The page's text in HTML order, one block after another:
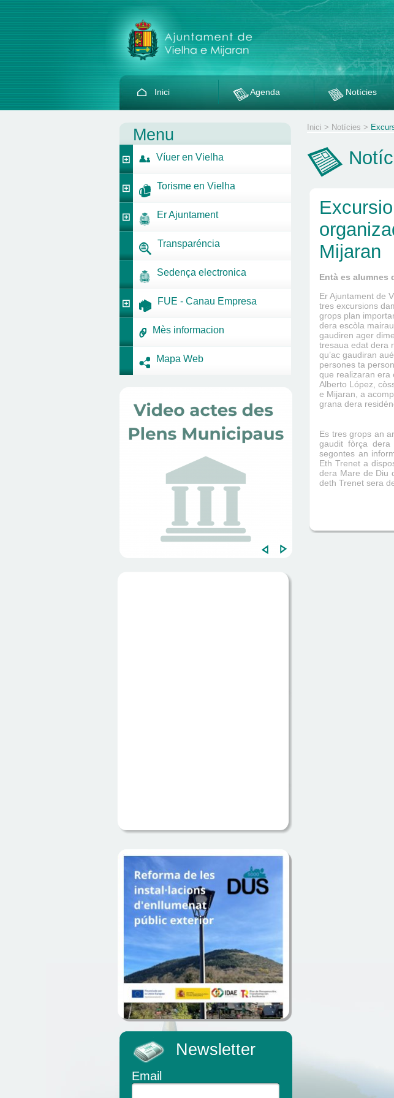
Inici Agenda Notícies
Menu
Víuer en Vielha
Torisme en Vielha
Er Ajuntament
Transparéncia
Sedença electronica
FUE - Canau Empresa
Mès informacion
Mapa Web
Newsletter
Email
Inici > Notícies >
Mijaran
Entà es alumnes
Er Ajuntament de
tres excursions
grops plan
dera escòla
gaudiren ager
tresaua edat dera
qu’ac gaudiran
persones ta
que realizaran era
Alberto López,
e Mijaran, a
grana dera
Es tres grops an
gaudit fòrça dera
segontes an
Eth Trenet a
dera Mare de Diu
deth Trenet sera